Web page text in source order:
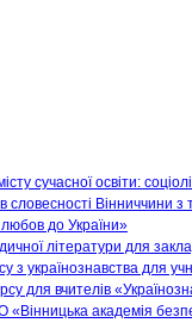
сучасної освіти:
словесності Вінниччини
до України»
літератури для
українознавства для
для вчителів
«Вінницька академія